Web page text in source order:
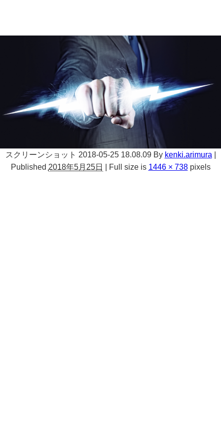
スクリーンショット 2018-05-25 18.08.09 By kenki.arimura
Published 2018年5月25日 Full size is 1446 × 738pixels